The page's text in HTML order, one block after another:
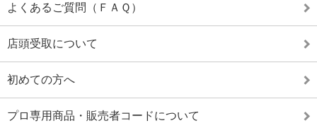
よくあるご質問（ＦＡＱ）
店頭受取について
初めての方へ
プロ専用商品・販売者コードについて